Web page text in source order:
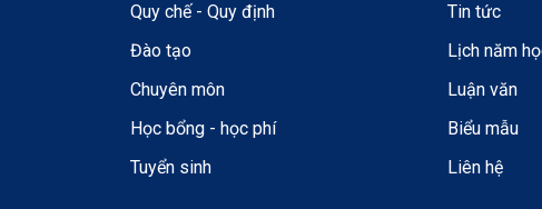
Quy chế - Quy định
Đào tạo
Chuyên môn
Học bổng - học phí
Tuyển sinh
Tin tức
Lịch năm
Luận văn
Biểu mẫu
Liên hệ